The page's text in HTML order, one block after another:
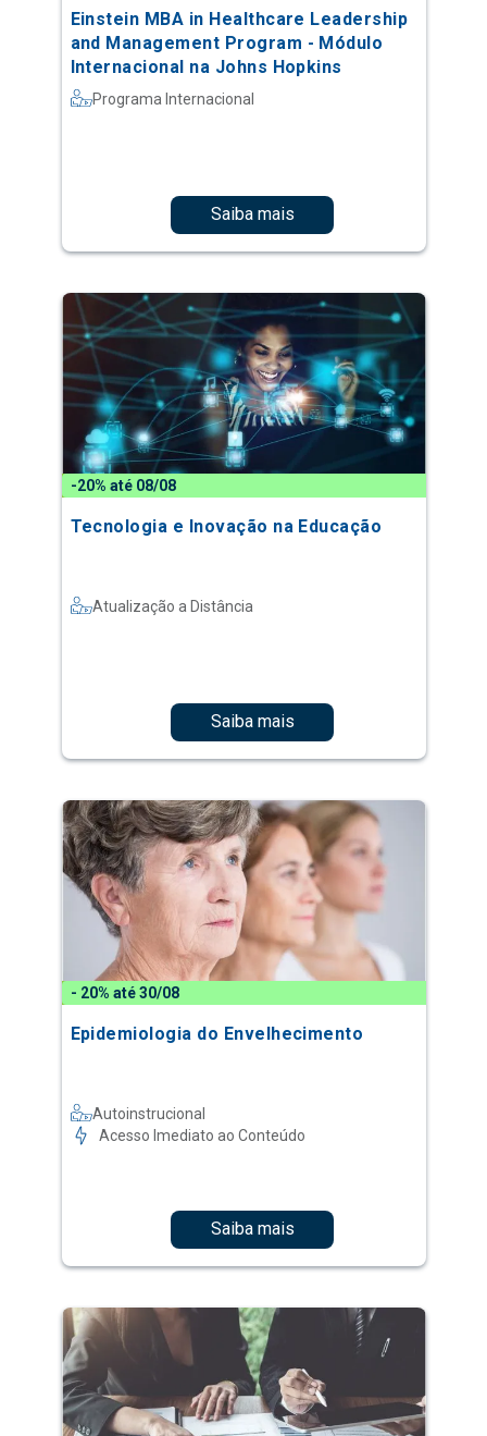
Einstein MBA in Healthcare Leadership
and Management Program - Módulo
Internacional na Johns Hopkins
Programa Internacional
Saiba mais
-20% até 08/08
Tecnologia e Inovação na Educação
Atualização a Distância
Saiba mais
- 20% até 30/08
Epidemiologia do Envelhecimento
Autoinstrucional
Acesso Imediato ao Conteúdo
Saiba mais